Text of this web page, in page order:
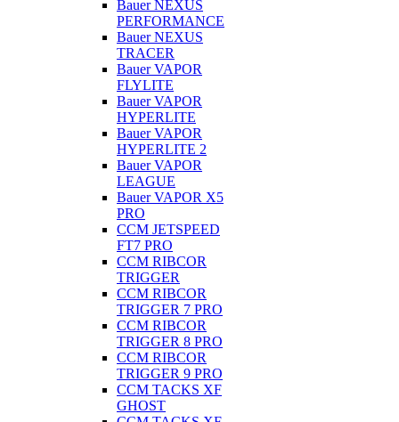
Bauer NEXUS
PERFORMANCE
Bauer NEXUS
TRACER
Bauer VAPOR
FLYLITE
Bauer VAPOR
HYPERLITE
Bauer VAPOR
HYPERLITE 2
Bauer VAPOR
LEAGUE
Bauer VAPOR X5
PRO
CCM JETSPEED
FT7 PRO
CCM RIBCOR
TRIGGER
CCM RIBCOR
TRIGGER 7 PRO
CCM RIBCOR
TRIGGER 8 PRO
CCM RIBCOR
TRIGGER 9 PRO
CCM TACKS XF
GHOST